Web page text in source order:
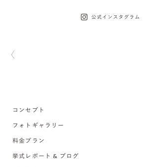
公式インスタグラム
コンセプト
フォトギャラリー
料金プラン
挙式レポート & ブログ